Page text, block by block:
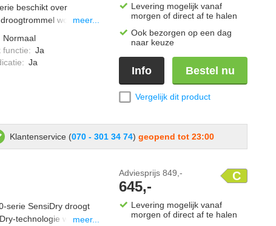
beschikt over
wordt
je wasgoed zien.
aan op basis van
op lage
meer...
Normaal
functie: Ja
: Ja
Levering mogelijk vanaf
morgen of direct af te halen
Ook bezorgen op een dag
naar keuze
Info Bestel nu
Vergelijk dit product
Klantenservice (070 - 301 34 74)geopend tot 23:00
serie SensiDry droogt
technologie wordt je
meer...
C
Adviesprijs 849,-
645,-
Levering mogelijk vanaf
morgen of direct af te halen